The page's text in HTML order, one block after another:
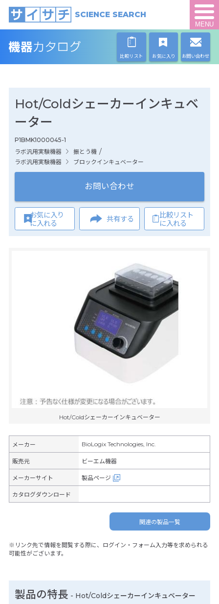
SCIENCE SEARCH
MENU
比較リスト お気に入り お問い合わせ
Hot/Coldシェーカーインキュベ
ーター
P1BMK1000045-1
ラボ汎用実験機器
振とう機 /
ラボ汎用実験機器 ブロックインキュベーター
お問い合わせ
お気に入り
に入れる
共有する
比較リスト
に入れる
Hot/Coldシェーカーインキュベーター
メーカー BioLogix Technologies, Inc.
販売元 ビーエム機器
メーカーサイト 製品ページ
カタログダウンロード
関連の製品一覧
※リンク先で情報を閲覧する際に、ログイン・フォーム入力等を求められる
可能性がございます。
製品の特長 - Hot/Coldシェーカーインキュベーター